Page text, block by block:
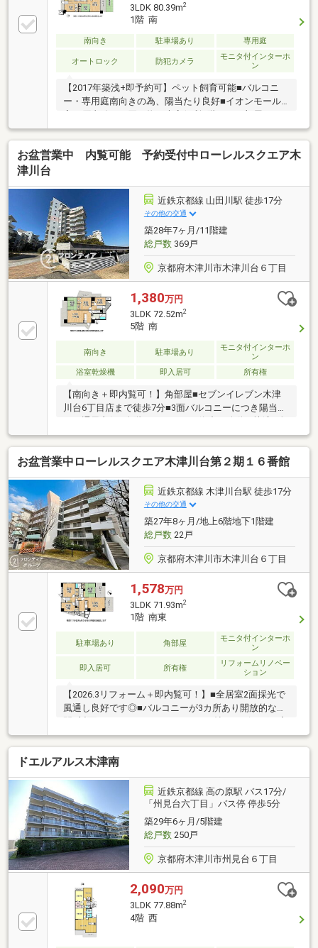
3LDK 80.39m2
1階 南
南向き 駐車場あり 専用庭
オートロック 防犯カメラ
モニタ付インターホ
ン
【2017年築浅+即予約可】ペット飼育可能■バルコニ
ー・専用庭南向きの為、陽当たり良好■イオンモール
りませんので、小さなお子様やペットも安心
お盆営業中 内覧可能 予約受付中ローレルスクエア木
津川台
近鉄京都線 山田川駅 徒歩17分
その他の交通
築28年7ヶ月/11階建
総戸数369戸
京都府木津川市木津川台６丁目
1,380万円
3LDK 72.52m2
5階 南
南向き 駐車場あり
モニタ付インターホ
ン
浴室乾燥機
即入居可 所有権
【南向き＋即内覧可！】角部屋■セブンイレブン木津
川台6丁目店まで徒歩7分■3面バルコニーにつき陽当
居室収納完備で室内広々
お盆営業中ローレルスクエア木津川台第２期１６番館
近鉄京都線 木津川台駅 徒歩17分
その他の交通
築27年8ヶ月/地上6階地下1階建
総戸数22戸
京都府木津川市木津川台６丁目
1,578万円
3LDK 71.93m2
1階 南東
駐車場あり 角部屋
モニタ付インターホ
ン
即入居可 所有権
リフォームリノベー
ション
【2026.3リフォーム＋即内覧可！】■全居室2面採光で
風通し良好です◎■バルコニーが3カ所あり開放的な空
族団欒の時間をすごせます
ドエルアルス木津南
近鉄京都線 高の原駅 バス17分/
「州見台六丁目」バス停 停歩5分
築29年6ヶ月/5階建
総戸数250戸
京都府木津川市州見台６丁目
2,090万円
3LDK 77.88m2
4階 西